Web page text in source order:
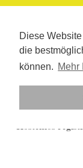
Diese
die
können. Mehr
Kostenlos